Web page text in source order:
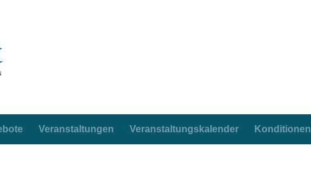
Konditionen
Veranstaltungskalender
Veranstaltungen